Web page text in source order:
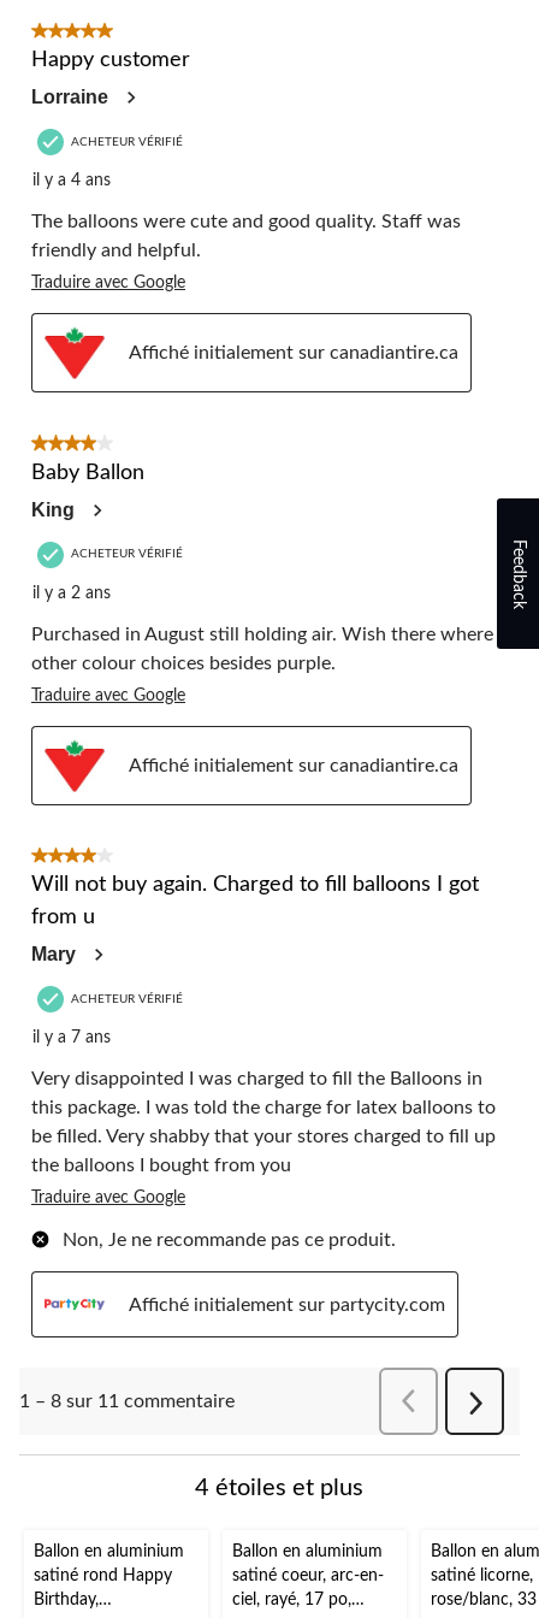
5 étoile(s) sur 5.
Happy customer
Lorraine
ACHETEUR VÉRIFIÉ
il y a 4 ans
The balloons were cute and good quality. Staff was
friendly and helpful.
Traduire avec Google
Affiché initialement sur canadiantire.ca
4 étoile(s) sur 5.
Baby Ballon
King
ACHETEUR VÉRIFIÉ
il y a 2 ans
Purchased in August still holding air. Wish there where
other colour choices besides purple.
Traduire avec Google
Affiché initialement sur canadiantire.ca
4 étoile(s) sur 5.
Will not buy again. Charged to fill balloons I got
from u
Mary
ACHETEUR VÉRIFIÉ
il y a 7 ans
Very disappointed I was charged to fill the Balloons in
this package. I was told the charge for latex balloons to
be filled. Very shabby that your stores charged to fill up
the balloons I bought from you
Traduire avec Google
Non, Je ne recommande pas ce produit.
Affiché initialement sur partycity.com
1 – 8 sur 11 commentaire
Suivant
4 étoiles et plus
Ballon en aluminium
satiné rond Happy
Birthday,
Ballon en aluminium
satiné coeur, arc-en-
ciel, rayé, 17 po,
Ballon en
satiné licorne,
rose/blanc,
Feedback